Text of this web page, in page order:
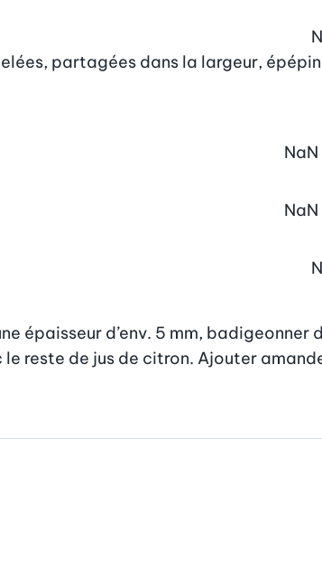
partagées dans la largeur,
NaN
NaN
épaisseur d’env. 5 mm, badigeonner
reste de jus de citron. Ajouter